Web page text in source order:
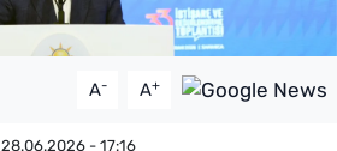
A- A+
28.06.2026 - 17:16